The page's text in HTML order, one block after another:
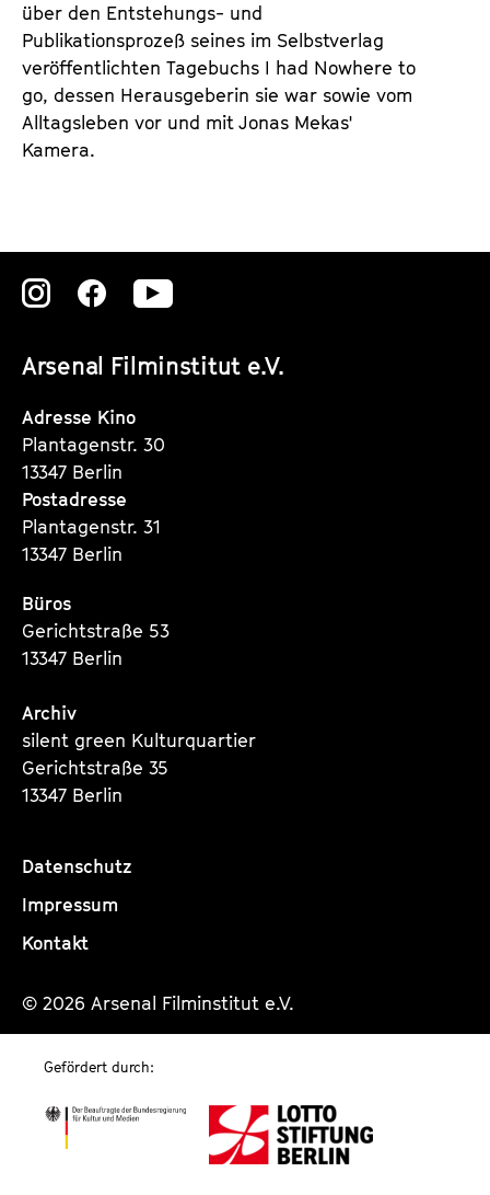
über den Entstehungs- und
Publikationsprozeß seines im Selbstverlag
veröffentlichten Tagebuchs I had Nowhere to
go, dessen Herausgeberin sie war sowie vom
Alltagsleben vor und mit Jonas Mekas'
Kamera.
Arsenal Filminstitut e.V.
Zu
Instagram
Seite
Zu
Instagram
Seite
Zu
Instagram
Adresse Kino
Plantagenstr. 30
13347 Berlin
Postadresse
Plantagenstr. 31
13347 Berlin
Büros
Gerichtstraße 53
13347 Berlin
Archiv
silent green Kulturquartier
Gerichtstraße 35
13347 Berlin
Datenschutz
Impressum
Kontakt
© 2026 Arsenal Filminstitut e.V.
Gefördert durch: